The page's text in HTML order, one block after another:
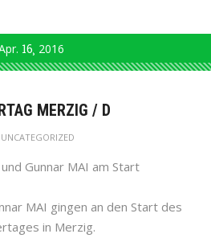
16 2016
MERZIG / D
UNCATEGORIZED
und Gunnar MAI am Start
MAI gingen an den Start des
in Merzig.